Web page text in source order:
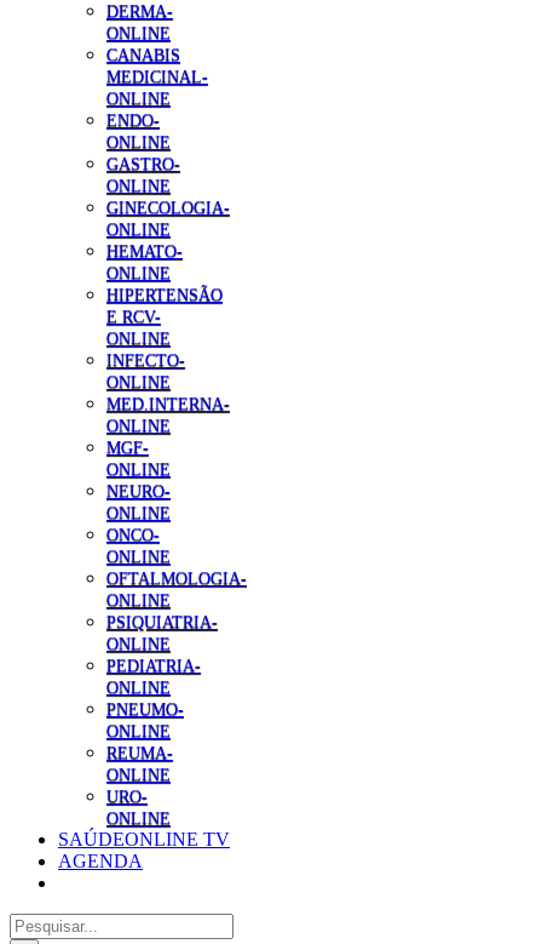
DERMA-
ONLINE
CANABIS
MEDICINAL-
ONLINE
ENDO-
ONLINE
GASTRO-
ONLINE
GINECOLOGIA-
ONLINE
HEMATO-
ONLINE
HIPERTENSÃO
E RCV-
ONLINE
INFECTO-
ONLINE
MED.INTERNA-
ONLINE
MGF-
ONLINE
NEURO-
ONLINE
ONCO-
ONLINE
OFTALMOLOGIA-
ONLINE
PSIQUIATRIA-
ONLINE
PEDIATRIA-
ONLINE
PNEUMO-
ONLINE
REUMA-
ONLINE
URO-
ONLINE
SAÚDEONLINE TV
AGENDA
Pesquisar